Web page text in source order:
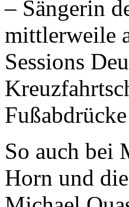
– Sängerin
mittlerweile
Sessions
So auch bei
Horn und